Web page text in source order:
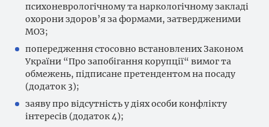
психоневрологічному та наркологічному закладі
охорони здоров’я за формами, затвердженими
МОЗ;
попередження стосовно встановлених Законом
України “Про запобігання корупції“ вимог та
обмежень, підписане претендентом на посаду
(додаток 3);
заяву про відсутність у діях особи конфлікту
інтересів (додаток 4);